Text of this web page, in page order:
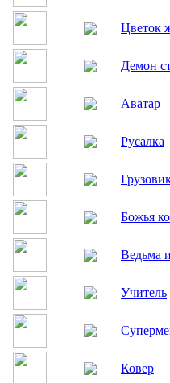
Цветок
Демон
Аватар
Русалка
Божья
Ведьма
Учитель
Ковер